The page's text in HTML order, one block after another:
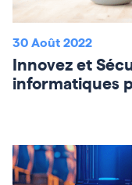
30 Août 2022
Innovez et
informatiques